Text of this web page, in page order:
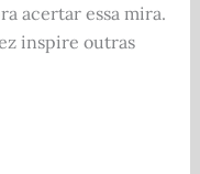
acertar essa mira.
inspire outras